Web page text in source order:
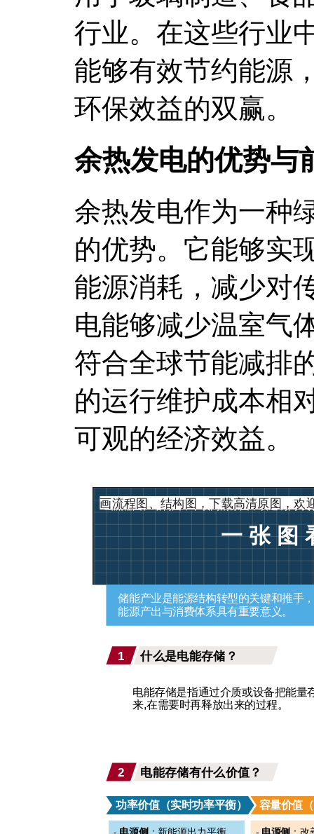
行业。在这些行业
能够有效节约能源
环保效益的双赢。
余热发电的优势与
余热发电作为一种
的优势。它能够实
能源消耗，减少对
电能够减少温室气
符合全球节能减排
的运行维护成本相
可观的经济效益。